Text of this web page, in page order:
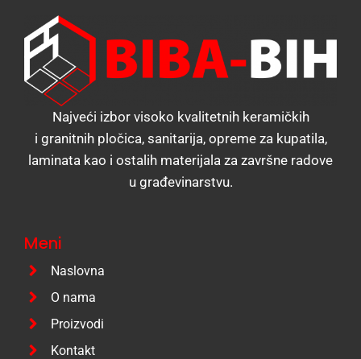
Najveći izbor visoko kvalitetnih keramičkih
i granitnih pločica, sanitarija, opreme za kupatila,
laminata kao i ostalih materijala za završne radove
u građevinarstvu.
Meni
Naslovna
O nama
Proizvodi
Kontakt